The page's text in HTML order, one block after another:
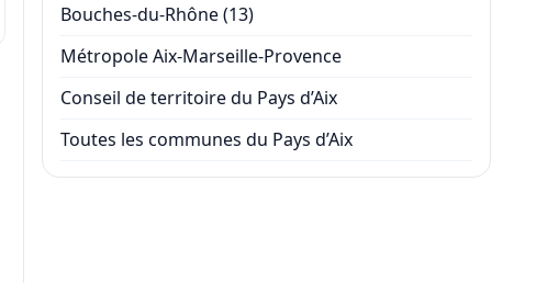
Bouches-du-Rhône (13)
Métropole Aix-Marseille-Provence
Conseil de territoire du Pays d’Aix
Toutes les communes du Pays d’Aix